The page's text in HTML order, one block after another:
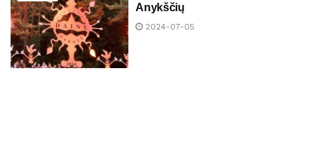
Anykščių
2024-07-05